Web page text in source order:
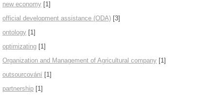
new economy [1]
official development assistance (ODA) [3]
ontology [1]
optimizating [1]
Organization and Management of Agricultural company [1]
outsourcování [1]
partnership [1]